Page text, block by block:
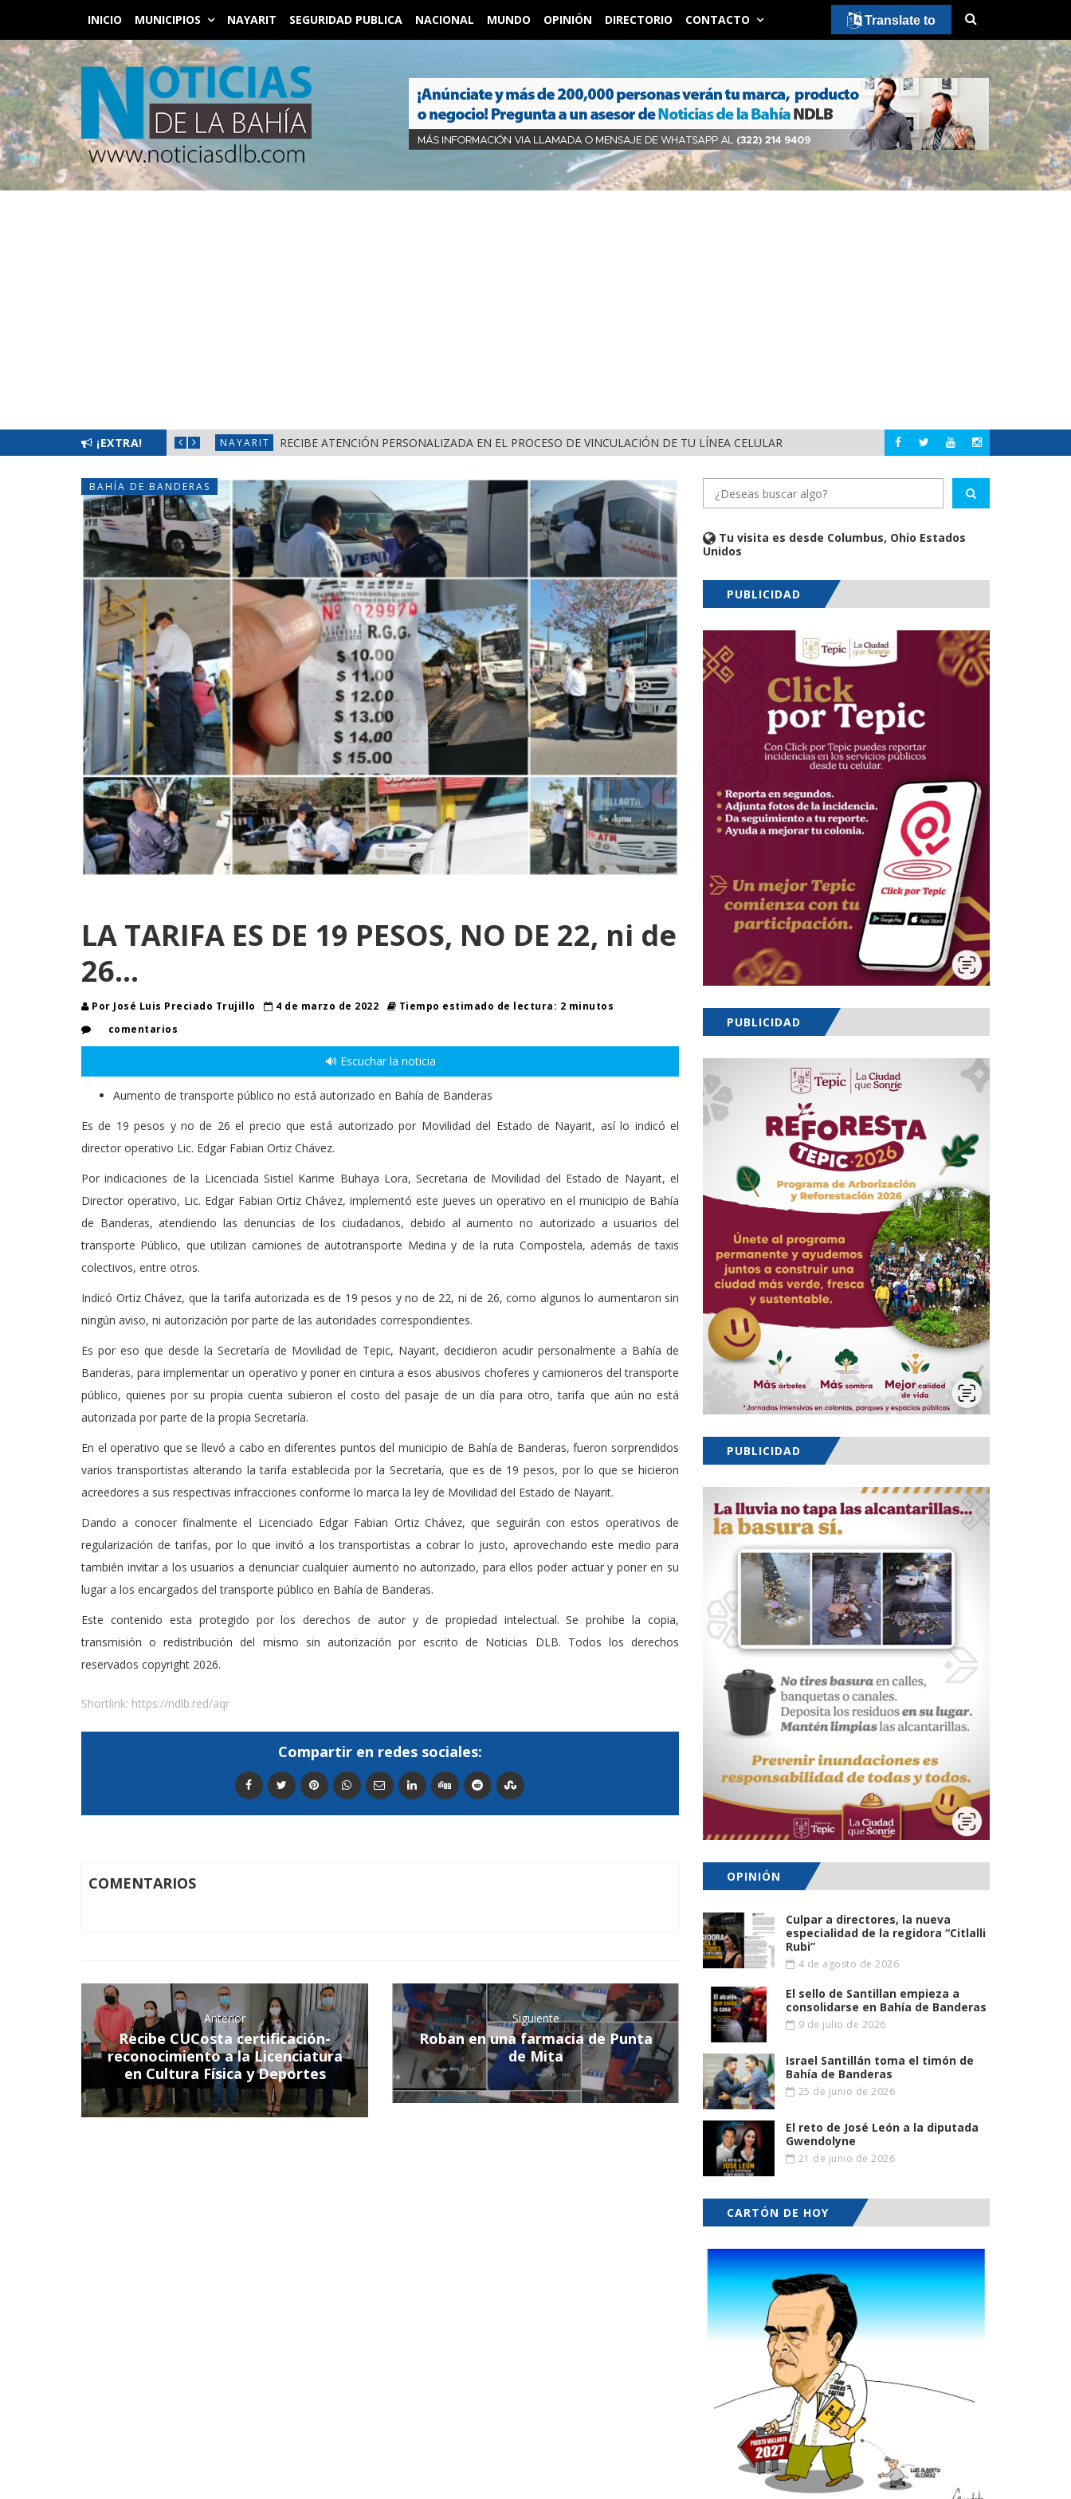
INICIO MUNICIPIOS NAYARIT SEGURIDAD PUBLICA NACIONAL MUNDO OPINIÓN DIRECTORIO CONTACTO
¡EXTRA! NAYARIT RECIBE ATENCIÓN PERSONALIZADA EN EL PROCESO DE VINCULACIÓN DE TU LÍNEA CELULAR NAYARIT NUEVA ETAPA DE
BAHÍA DE BANDERAS
LA TARIFA ES DE 19 PESOS, NO DE 22, ni de
26…
Por José Luis Preciado Trujillo 4 de marzo de 2022
Tiempo estimado de lectura: 2 minutos
comentarios
🔊 Escuchar la noticia
Aumento de transporte público no está autorizado en Bahía de Banderas
Es de 19 pesos y no de 26 el precio que está autorizado por Movilidad del Estado de Nayarit, así lo indicó el
director operativo Lic. Edgar Fabian Ortiz Chávez.
Por indicaciones de la Licenciada Sistiel Karime Buhaya Lora, Secretaria de Movilidad del Estado de Nayarit, el
Director operativo, Lic. Edgar Fabian Ortiz Chávez, implementó este jueves un operativo en el municipio de Bahía
de Banderas, atendiendo las denuncias de los ciudadanos, debido al aumento no autorizado a usuarios del
transporte Público, que utilizan camiones de autotransporte Medina y de la ruta Compostela, además de taxis
colectivos, entre otros.
Indicó Ortiz Chávez, que la tarifa autorizada es de 19 pesos y no de 22, ni de 26, como algunos lo aumentaron sin
ningún aviso, ni autorización por parte de las autoridades correspondientes.
Es por eso que desde la Secretaría de Movilidad de Tepic, Nayarit, decidieron acudir personalmente a Bahía de
Banderas, para implementar un operativo y poner en cintura a esos abusivos choferes y camioneros del transporte
público, quienes por su propia cuenta subieron el costo del pasaje de un día para otro, tarifa que aún no está
autorizada por parte de la propia Secretaría.
En el operativo que se llevó a cabo en diferentes puntos del municipio de Bahía de Banderas, fueron sorprendidos
varios transportistas alterando la tarifa establecida por la Secretaría, que es de 19 pesos, por lo que se hicieron
acreedores a sus respectivas infracciones conforme lo marca la ley de Movilidad del Estado de Nayarit.
Dando a conocer finalmente el Licenciado Edgar Fabian Ortiz Chávez, que seguirán con estos operativos de
regularización de tarifas, por lo que invitó a los transportistas a cobrar lo justo, aprovechando este medio para
también invitar a los usuarios a denunciar cualquier aumento no autorizado, para ellos poder actuar y poner en su
lugar a los encargados del transporte público en Bahía de Banderas.
Este contenido esta protegido por los derechos de autor y de propiedad intelectual. Se prohibe la copia,
transmisión o redistribución del mismo sin autorización por escrito de Noticias DLB. Todos los derechos
reservados copyright 2026.
Shortlink: https://ndlb.red/aqr
Compartir en redes sociales:
COMENTARIOS
Anterior
Recibe CUCosta certificación-
reconocimiento a la Licenciatura
en Cultura Física y Deportes
Siguiente
Roban en una farmacia de Punta
de Mita
Tu visita es desde Columbus, Ohio Estados
Unidos
PUBLICIDAD
PUBLICIDAD
PUBLICIDAD
OPINIÓN
Culpar a directores, la nueva
especialidad de la regidora “Citlalli
Rubi”
4 de agosto de 2026
El sello de Santillan empieza a
consolidarse en Bahía de Banderas
9 de julio de 2026
Israel Santillán toma el timón de
Bahía de Banderas
25 de junio de 2026
El reto de José León a la diputada
Gwendolyne
21 de junio de 2026
CARTÓN DE HOY
Translate to